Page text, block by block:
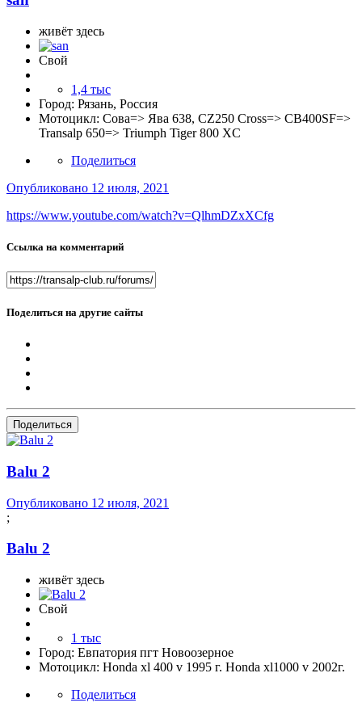
живёт здесь
Свой
1,4 тыс
Город: Рязань, Россия
Мотоцикл: Сова=> Ява 638, CZ250 Cross=> CB400SF=>
Transalp 650=> Triumph Tiger 800 XC
Поделиться
Опубликовано 12 июля, 2021
https://www.youtube.com/watch?v=QlhmDZxXCfg
Ссылка на комментарий
Поделиться на другие сайты
Поделиться
Balu 2
Опубликовано 12 июля, 2021
;
Balu 2
живёт здесь
Свой
1 тыс
Город: Евпатория пгт Новоозерное
Мотоцикл: Honda xl 400 v 1995 г. Honda xl1000 v 2002г.
Поделиться